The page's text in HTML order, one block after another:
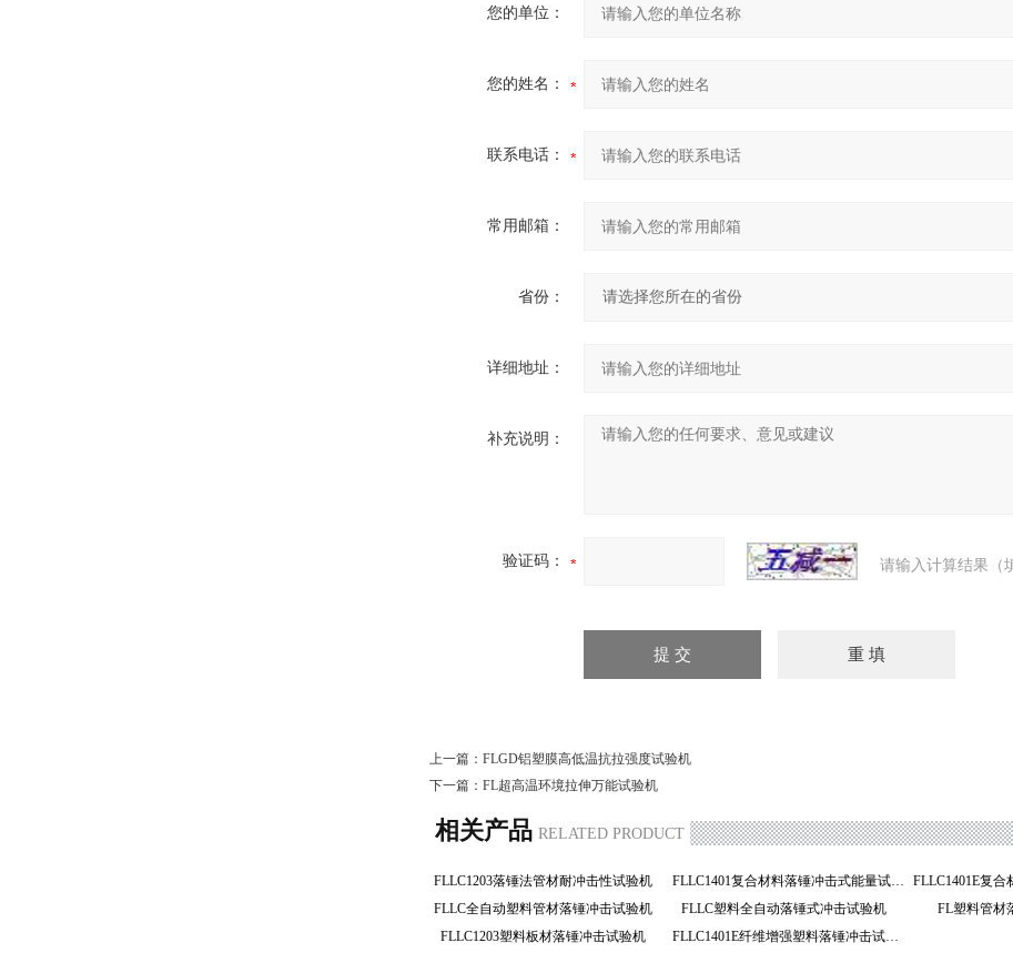
您的单位：
您的姓名：
联系电话：
常用邮箱：
省份：
详细地址：
补充说明：
验证码： 请输入计算结果（
上一篇： FLGD铝塑膜高低温抗拉强度试验机
下一篇： FL超高温环境拉伸万能试验机
相关产品 RELATED PRODUCT
FLLC1203落锤法管材耐冲击性试验机 FLLC1401复合材料落锤冲击式能量试验机
FLLC全自动塑料管材落锤冲击试验机
FLLC塑料全自动落锤式冲击试验机 FL塑料管材
FLLC1203塑料板材落锤冲击试验机
FLLC1401E纤维增强塑料落锤冲击试验机